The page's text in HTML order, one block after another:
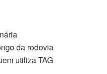
da rodovia
utiliza TAG